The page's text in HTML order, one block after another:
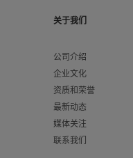
关于我们
公司介绍
企业文化
资质和荣誉
最新动态
媒体关注
联系我们